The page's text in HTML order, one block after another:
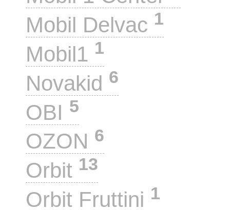
Mobil Delvac 1
Mobil1 1
Novakid 6
OBI 5
OZON 6
Orbit 13
Orbit Fruttini 1